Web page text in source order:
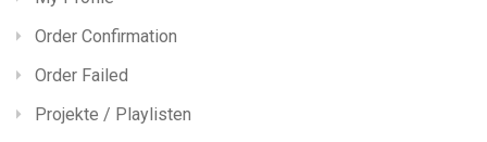
Order Confirmation
Order Failed
Projekte / Playlisten